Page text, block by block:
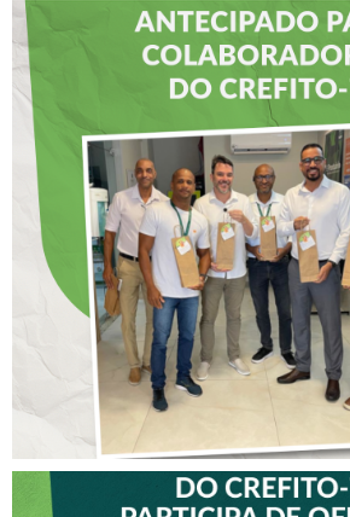
DIA DOS
ANTECIPADO
CREFITO-7